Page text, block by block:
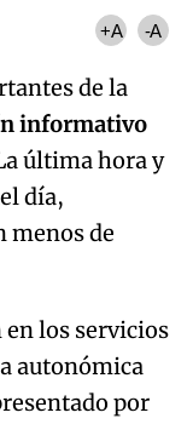
+A -A
de la
informativo
última hora y
día,
menos de
los servicios
autonómica
por